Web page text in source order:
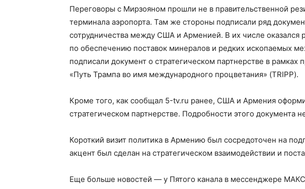
Переговоры с Мирзояном прошли не в правительственной
терминала аэропорта. Там же стороны подписали ряд
сотрудничества между США и Арменией. В их числе оказался
по обеспечению поставок минералов и редких ископаемых
подписали документ о стратегическом партнерстве в рамках
«Путь Трампа во имя международного процветания» (TRIPP).
Кроме того, как сообщал 5-tv.ru ранее, США и Армения
стратегическом партнерстве. Подробности этого документа
Короткий визит политика в Армению был сосредоточен на
акцент был сделан на стратегическом взаимодействии и
Еще больше новостей — у Пятого канала в мессенджере